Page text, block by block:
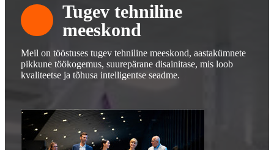
Tugev tehniline
meeskond
Meil on tööstuses tugev tehniline meeskond, aastakümnete
pikkune töökogemus, suurepärane disainitase, mis loob
kvaliteetse ja tõhusa intelligentse seadme.